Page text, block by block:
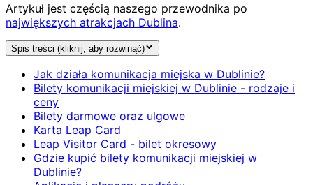
Artykuł jest częścią naszego przewodnika po
największych atrakcjach Dublina.
Spis treści (kliknij, aby rozwinąć)
Jak działa komunikacja miejska w Dublinie?
Bilety komunikacji miejskiej w Dublinie - rodzaje i
ceny
Bilety darmowe oraz ulgowe
Karta Leap Card
Leap Visitor Card - bilet okresowy
Gdzie kupić bilety komunikacji miejskiej w
Dublinie?